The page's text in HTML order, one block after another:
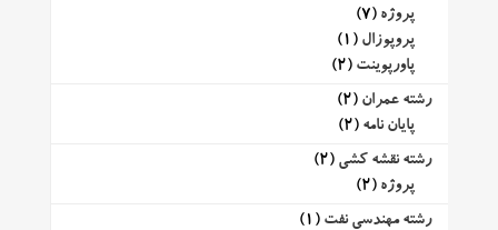
پروژه (7)
پروپوزال (1)
پاورپوینت (2)
رشته عمران (2)
پایان نامه (2)
رشته نقشه کشی (2)
پروژه (2)
رشته مهندسی نفت (1)